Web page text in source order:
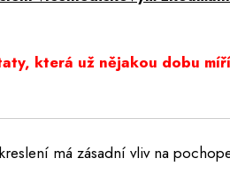
která už nějakou dobu
má zásadní vliv na